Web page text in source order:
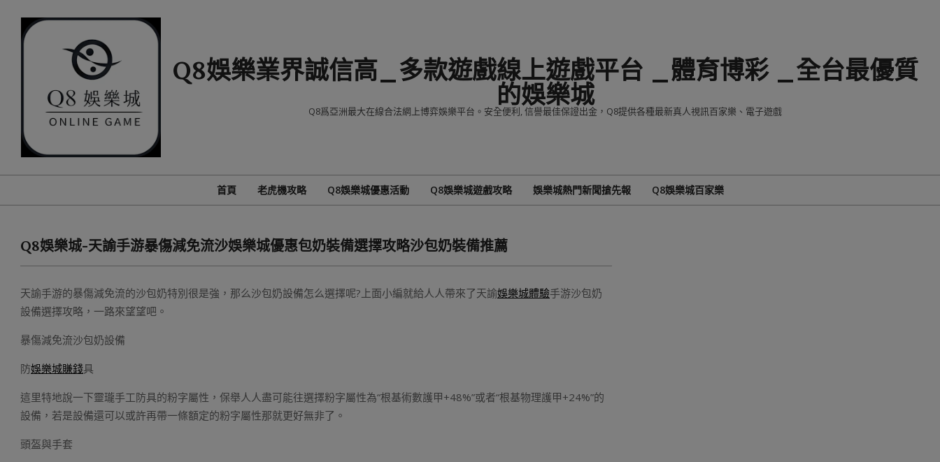
content
Q8娛樂業界誠信高_多款遊戲線上遊戲平台 _體育博彩 _全台最優質
的娛樂城
Q8爲亞洲最大在線合法網上博弈娛樂平台。安全便利, 信譽最佳保證出金，Q8提供各種最新真人視訊百家樂、電子遊戲
Primary
Menu
首頁 老虎機攻略 Q8娛樂城優惠活動 Q8娛樂城遊戲攻略 娛樂城熱門新聞搶先報 Q8娛樂城百家樂
Q8娛樂城-天諭手游暴傷減免流沙娛樂城優惠包奶裝備選擇攻略沙包奶裝備推薦
天諭手游的暴傷減免流的沙包奶特別很是強，那么沙包奶設備怎么選擇呢?上面小編就給人人帶來了天諭娛樂城體驗手游沙包奶
設備選擇攻略，一路來望望吧。
暴傷減免流沙包奶設備
防娛樂城賺錢具
這里特地說一下靈瓏手工防具的粉字屬性，保舉人人盡可能往選擇粉字屬性為“根基術數護甲+48%”或者“根基物理護甲+24%”的
設備，若是設備還可以或許再帶一條額定的粉字屬性那就更好無非了。
頭盔與手套